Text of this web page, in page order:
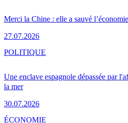
Merci la Chine : elle a sauvé
27.07.2026
Une enclave espagnole dépassée par
la mer
30.07.2026
POLITIQUE
ÉCONOMIE